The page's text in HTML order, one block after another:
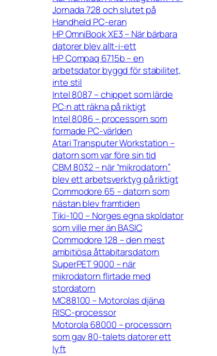
Jornada 728 och slutet på
Handheld PC-eran
HP OmniBook XE3 – När bärbara
datorer blev allt-i-ett
HP Compaq 6715b – en
arbetsdator byggd för stabilitet,
inte stil
Intel 8087 – chippet som lärde
PC:n att räkna på riktigt
Intel 8086 – processorn som
formade PC-världen
Atari Transputer Workstation –
datorn som var före sin tid
CBM 8032 – när “mikrodatorn”
blev ett arbetsverktyg på riktigt
Commodore 65 – datorn som
nästan blev framtiden
Tiki-100 – Norges egna skoldator
som ville mer än BASIC
Commodore 128 – den mest
ambitiösa åttabitarsdatorn
SuperPET 9000 – när
mikrodatorn flirtade med
stordatorn
MC88100 – Motorolas djärva
RISC-processor
Motorola 68000 – processorn
som gav 80-talets datorer ett
lyft